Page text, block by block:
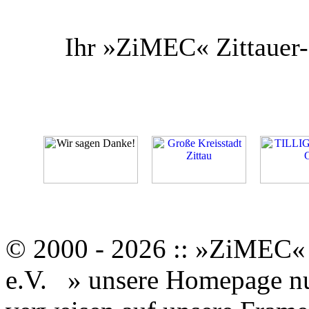
Ihr »ZiMEC«
© 2000 - 2026 ::
e.V.
» unsere Homepage